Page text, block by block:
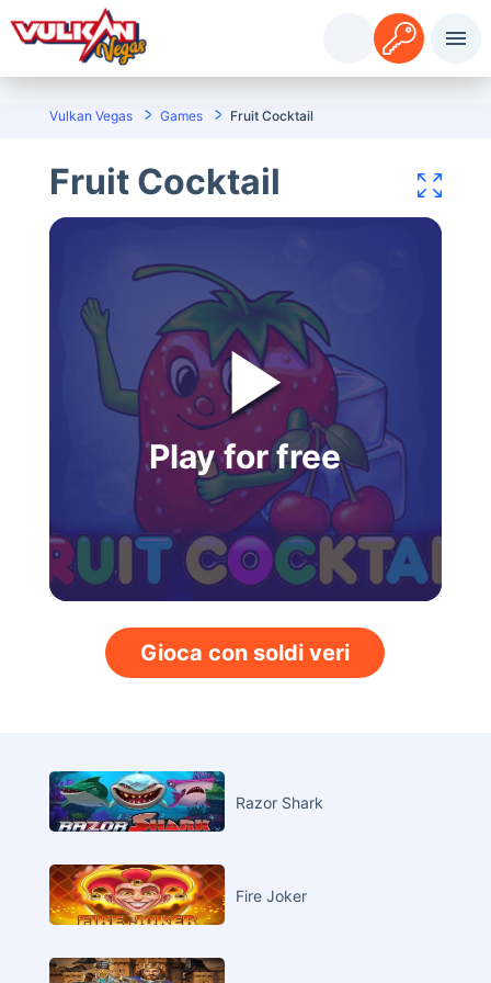
Registrazione
Vulkan Vegas Games Fruit Cocktail
Razor Shark
Fire Joker
Fruit Cocktail
Play for free
Gioca con soldi veri